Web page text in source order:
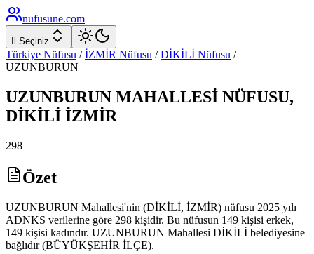
nufusune.com
İl Seçiniz
Türkiye Nüfusu / İZMİR Nüfusu / DİKİLİ Nüfusu /
UZUNBURUN
UZUNBURUN MAHALLESİ NÜFUSU,
DİKİLİ İZMİR
298
Özet
UZUNBURUN Mahallesi'nin (DİKİLİ, İZMİR) nüfusu 2025 yılı
ADNKS verilerine göre 298 kişidir. Bu nüfusun 149 kişisi erkek,
149 kişisi kadındır. UZUNBURUN Mahallesi DİKİLİ belediyesine
bağlıdır (BÜYÜKŞEHİR İLÇE).